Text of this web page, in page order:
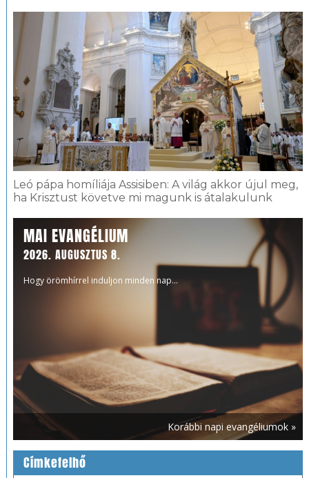
Leó pápa homíliája Assisiben: A világ akkor újul meg,
ha Krisztust követve mi magunk is átalakulunk
MAI EVANGÉLIUM
2026. AUGUSZTUS 8.
Hogy örömhírrel induljon minden nap...
Korábbi napi evangéliumok »
Címkefelhő